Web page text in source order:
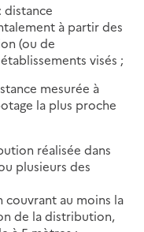
distance
à partir des
(ou de
visés ;
mesurée à
la plus proche
réalisée dans
plusieurs des
couvrant au moins la
de la distribution,